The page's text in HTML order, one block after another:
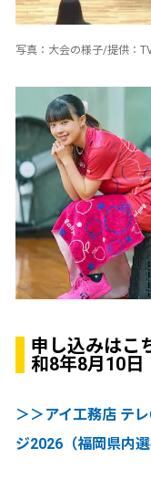
写真：大会の様子/提供：
申し込みはこ
和8年8月10日
＞＞アイ工務店 テ
ジ2026（福岡県内